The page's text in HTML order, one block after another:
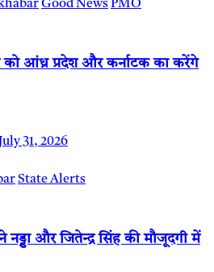
Good NewsPMO
को आंध्र प्रदेश और कर्नाटक का करेंगे
July 31, 2026
State Alerts
और जितेन्द्र सिंह की मौजूदगी में